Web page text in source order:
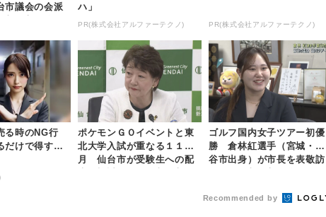
市議会の会派
ハ」
PR(株式会社アルファーテクノ) PR(株式会社アルファーテクノ)
る時のNG行
だけで得する
ポケモンＧＯイベントと東
北大学入試が重なる１１
月 仙台市が受験生への配
ゴルフ国内女子ツアー初優
勝 倉林紅選手（宮城・富
谷市出身）が市長を表敬訪
Recommended by